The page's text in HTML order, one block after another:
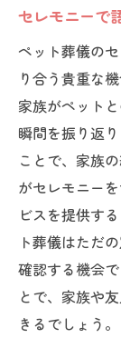
セレモニーで
ペット葬儀の
り合う貴重な
家族がペット
瞬間を振り返
ことで、家族
がセレモニー
ビスを提供す
ト葬儀はただ
確認する機会
とで、家族や
きるでしょう。